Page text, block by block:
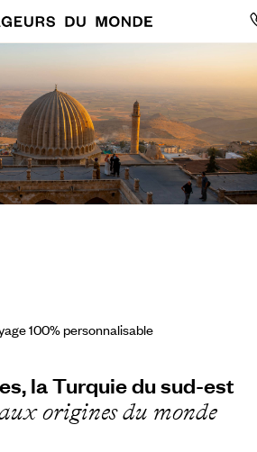
100% personnalisable
la Turquie du sud-est
origines du monde